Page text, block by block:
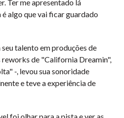
Ter me apresentado lá
algo que vai ficar guardado
talento em produções de
reworks de "California Dreamin",
-, levou sua sonoridade
e teve a experiência de